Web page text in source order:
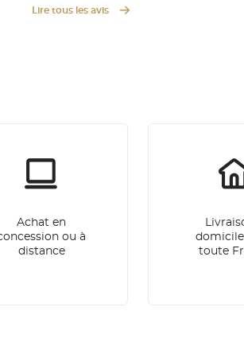
Lire tous les avis
Achat en
ou à
distance
toute